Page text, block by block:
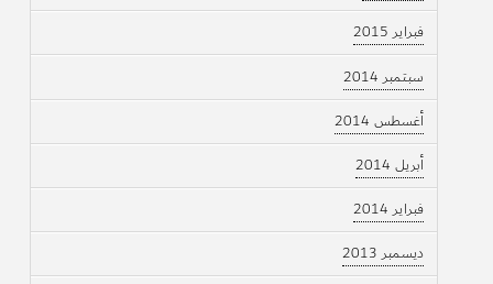
فبراير 2015
سبتمبر 2014
أغسطس 2014
أبريل 2014
فبراير 2014
ديسمبر 2013